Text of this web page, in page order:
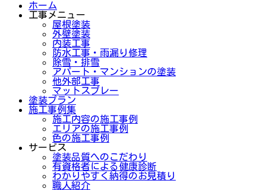
ホーム
工事メニュー
屋根塗装
外壁塗装
内装工事
防水工事・雨漏り修理
除雪・排雪
アパート・マンションの塗装
他外部工事
マットスプレー
塗装プラン
施工事例集
施工内容の施工事例
エリアの施工事例
色の施工事例
サービス
塗装品質へのこだわり
有資格者による健康診断
わかりやすく納得のお見積り
職人紹介